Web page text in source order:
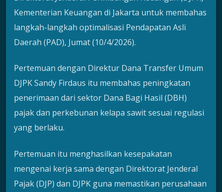
Kementerian Keuangan di Jakarta untuk membahas
langkah-langkah optimalisasi Pendapatan Asli
Daerah (PAD), Jumat (10/4/2026).
Pertemuan dengan Direktur Dana Transfer Umum
DJPK Sandy Firdaus itu membahas peningkatan
penerimaan dari sektor Dana Bagi Hasil (DBH)
pajak dan perkebunan kelapa sawit sesuai regulasi
yang berlaku.
Pertemuan itu menghasilkan kesepakatan
mengenai kerja sama dengan Direktorat Jenderal
Pajak (DJP) dan DJPK guna memastikan perusahaan